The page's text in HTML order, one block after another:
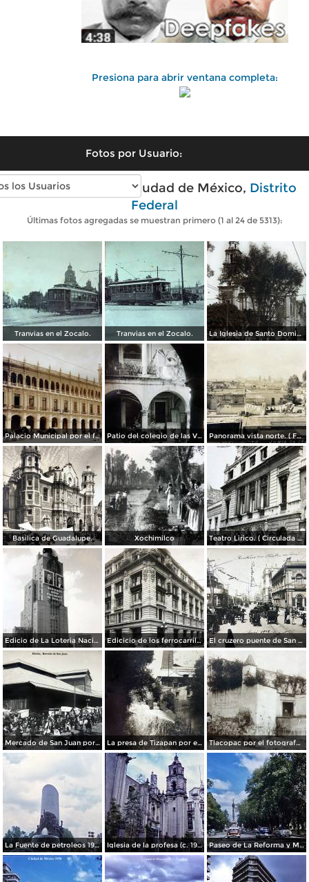
Presiona para abrir ventana completa:
Fotos por Usuario:
Fotos antiguas de Ciudad de México, Distrito
Federal
Últimas fotos agregadas se muestran primero (1 al 24 de 5313):
Tranvias en el Zocalo. Tranvias en el Zocalo. La Iglesia de Santo Domingo.
Palacio Municipal por el fotografo Hugo Brehme.. Patio del colegio de las Vizcainas por el fotografo Hugo Brehme. Panorama vista norte. ( Fechada el 20 de Junio de 1905 ).
Basilica de Guadalupe. Xochimilco Teatro Lirico. ( Circulada el 1 de Agosto de 1926 ).
Edicio de La Loteria Nacional Ciudad de México Abril de 1964 Edicicio de los ferrocarriles. El cruzero puente de San Francisco y Guardiola por el fotografo Felix Miret.
Mercado de San Juan por el fotografo Felix Miret La presa de Tizapan por el fotografo Fernando Kososky. ( Circulada el 22 de Diembre de 1910 ). Tlacopac por el fotografo Hugo Brehme.
La Fuente de petroleos 1950. Iglesia de la profesa (c. 1950) Paseo de La Reforma y Mto a La Independencia 1950